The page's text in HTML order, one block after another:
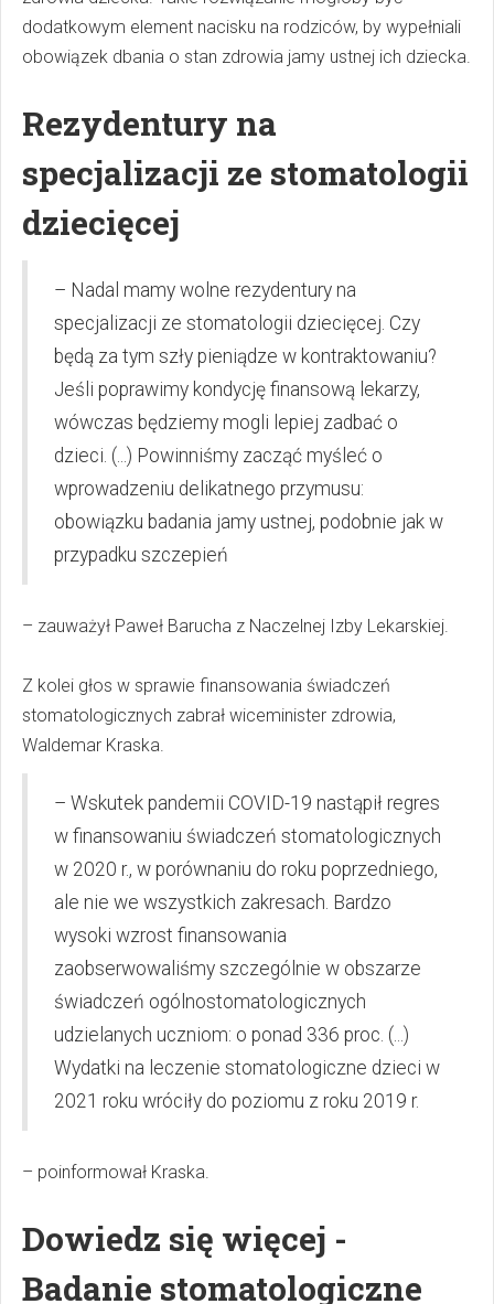
dodatkowym element nacisku na rodziców, by wypełniali
obowiązek dbania o stan zdrowia jamy ustnej ich dziecka.
Rezydentury na
specjalizacji ze stomatologii
dziecięcej
– Nadal mamy wolne rezydentury na
specjalizacji ze stomatologii dziecięcej. Czy
będą za tym szły pieniądze w kontraktowaniu?
Jeśli poprawimy kondycję finansową lekarzy,
wówczas będziemy mogli lepiej zadbać o
dzieci. (...) Powinniśmy zacząć myśleć o
wprowadzeniu delikatnego przymusu:
obowiązku badania jamy ustnej, podobnie jak w
przypadku szczepień
– zauważył Paweł Barucha z Naczelnej Izby Lekarskiej.
Z kolei głos w sprawie finansowania świadczeń
stomatologicznych zabrał wiceminister zdrowia,
Waldemar Kraska.
– Wskutek pandemii COVID-19 nastąpił regres
w finansowaniu świadczeń stomatologicznych
w 2020 r., w porównaniu do roku poprzedniego,
ale nie we wszystkich zakresach. Bardzo
wysoki wzrost finansowania
zaobserwowaliśmy szczególnie w obszarze
świadczeń ogólnostomatologicznych
udzielanych uczniom: o ponad 336 proc. (...)
Wydatki na leczenie stomatologiczne dzieci w
2021 roku wróciły do poziomu z roku 2019 r.
– poinformował Kraska.
Dowiedz się więcej -
Badanie stomatologiczne